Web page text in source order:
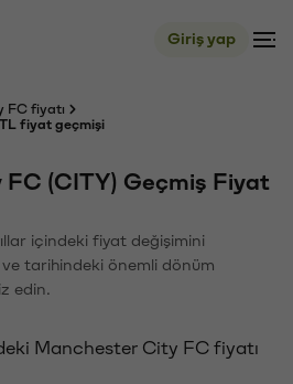
Giriş yap
FC fiyatı
fiyat geçmişi
(CITY) Geçmiş Fiyat
içindeki fiyat değişimini
ve tarihindeki önemli dönüm
edin.
Manchester City FC fiyatı